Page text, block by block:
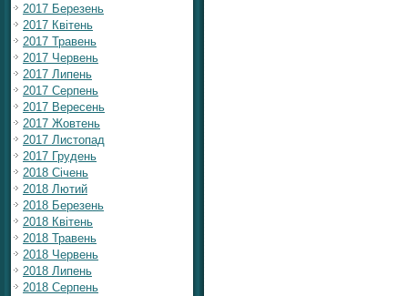
2017 Березень
2017 Квітень
2017 Травень
2017 Червень
2017 Липень
2017 Серпень
2017 Вересень
2017 Жовтень
2017 Листопад
2017 Грудень
2018 Січень
2018 Лютий
2018 Березень
2018 Квітень
2018 Травень
2018 Червень
2018 Липень
2018 Серпень